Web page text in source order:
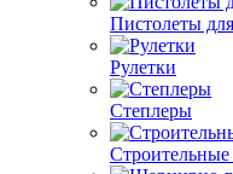
Пистолеты
Рулетки
Степлеры